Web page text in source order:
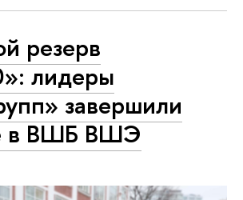
резерв
лидеры
завершили
в ВШБ ВШЭ